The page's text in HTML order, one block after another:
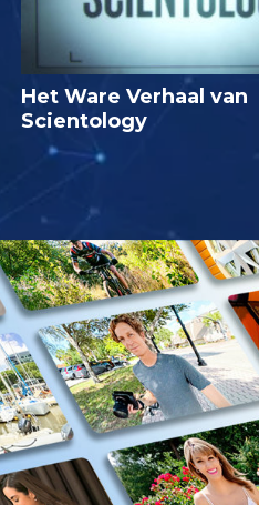
Het Ware Verhaal van
Scientology